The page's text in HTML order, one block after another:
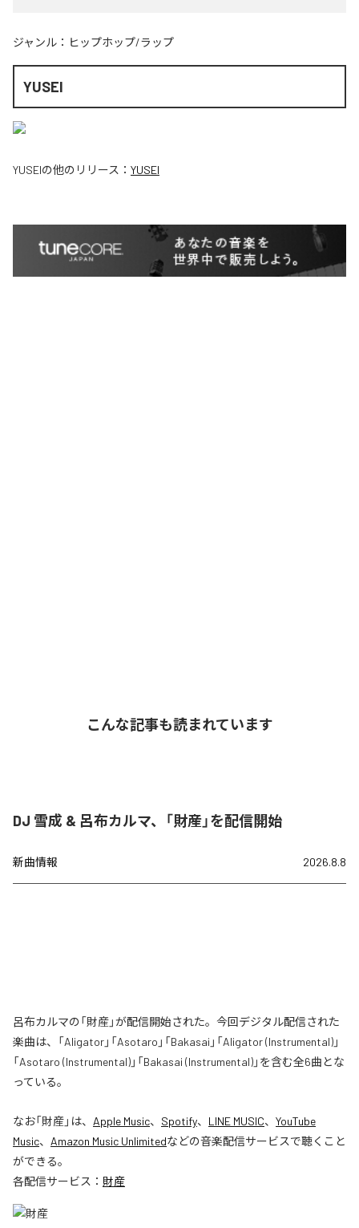
ジャンル： ヒップホップ/ラップ
YUSEI
YUSEIの他のリリース： YUSEI
こんな記事も読まれています
DJ 雪成 & 呂布カルマ、「財産」を配信開始
新曲情報 2026.8.8
呂布カルマの「財産」が配信開始された。今回デジタル配信された
楽曲は、「Aligator」「Asotaro」「Bakasai」「Aligator (Instrumental)」
「Asotaro (Instrumental)」「Bakasai (Instrumental)」を含む全6曲とな
っている。
なお「財産」は、 Apple Music、 Spotify、 LINE MUSIC、 YouTube
Music、 Amazon Music Unlimitedなどの音楽配信サービスで聴くこと
ができる。
各配信サービス： 財産